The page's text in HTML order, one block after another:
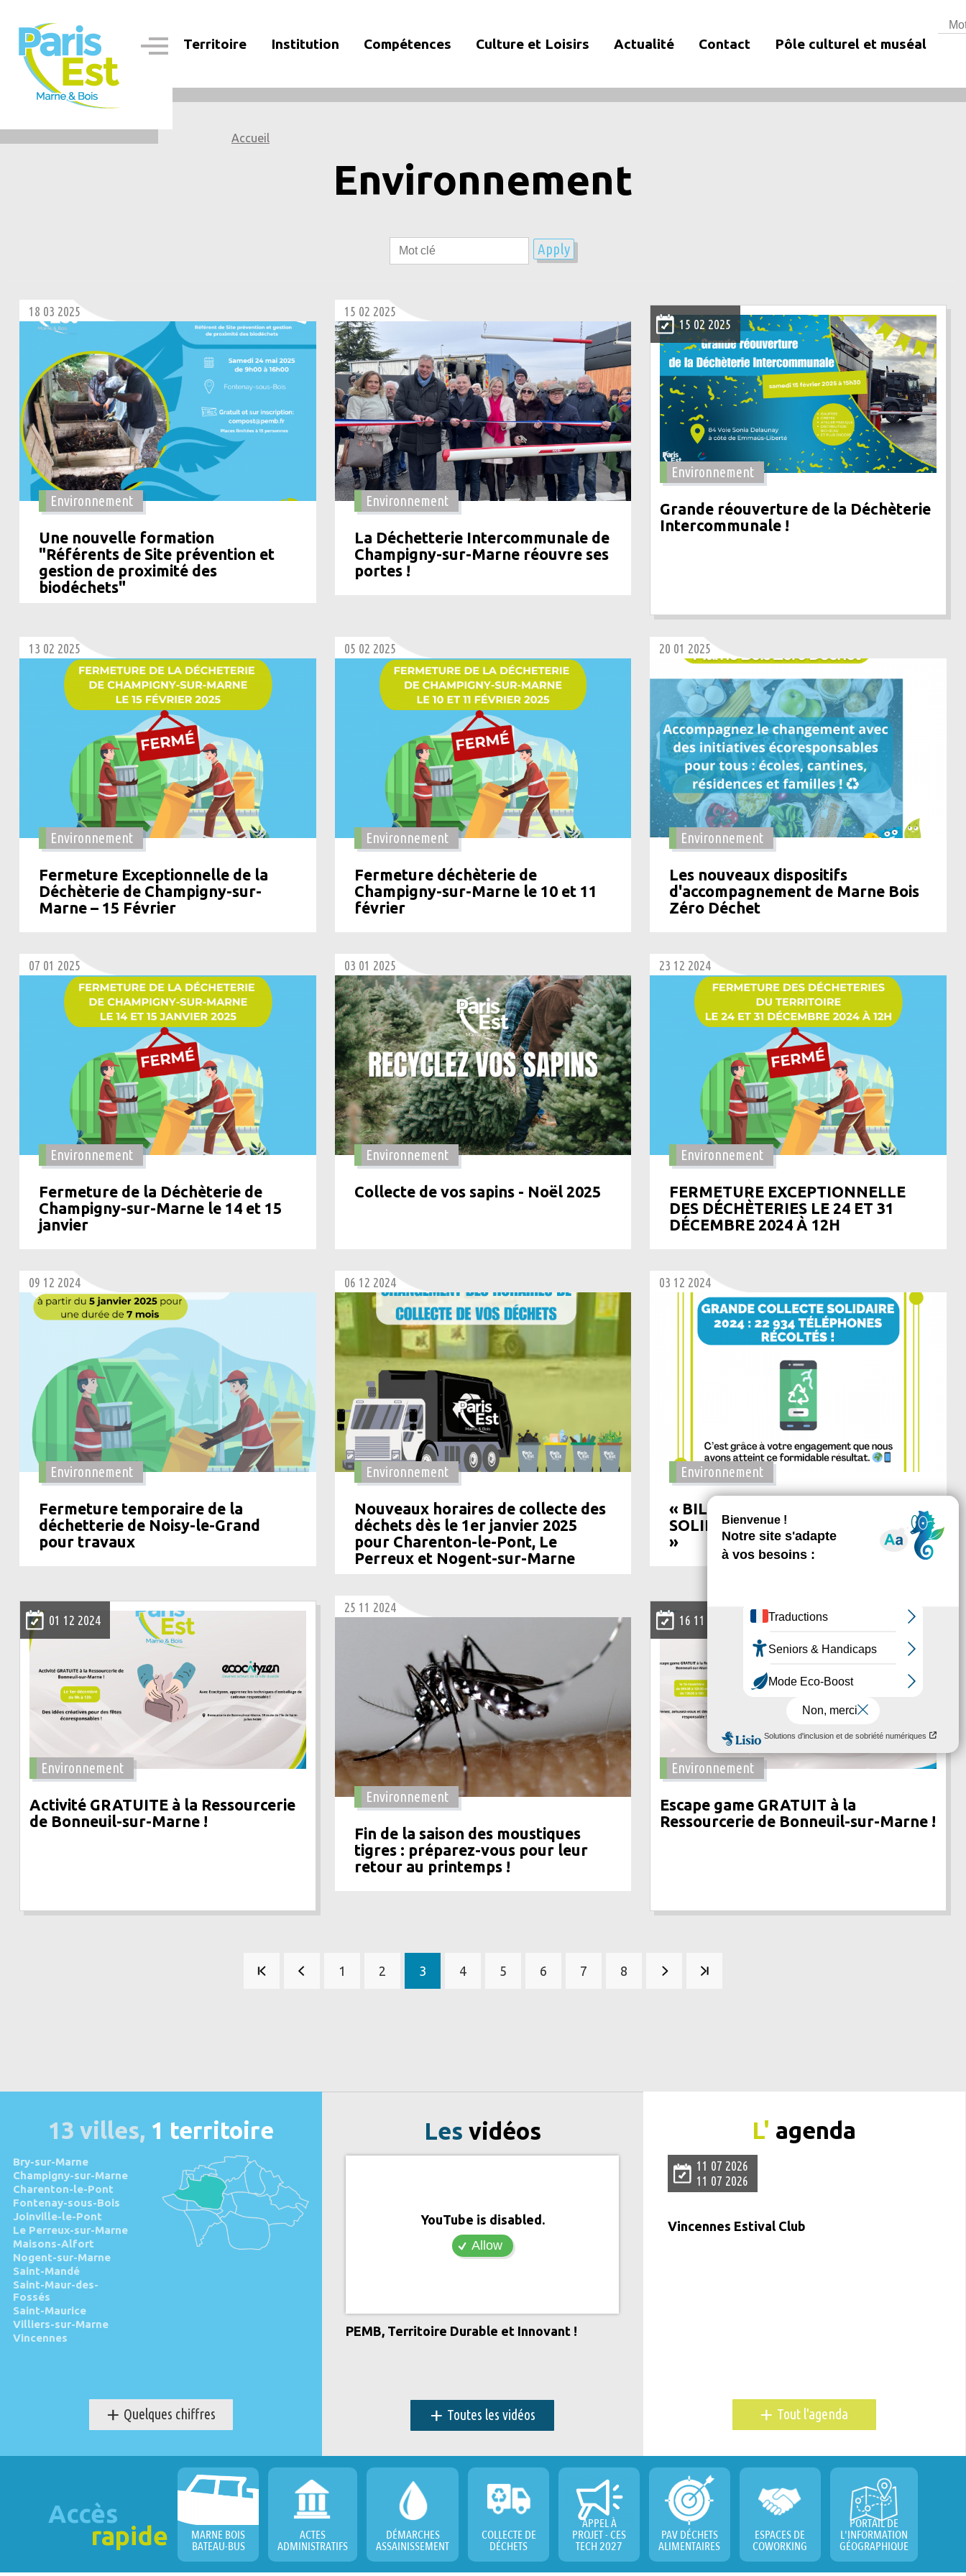
contenu
principal
Navigation
Territoire Institution Compétences Culture et Loisirs Actualité Contact Pôle culturel et muséal
Accueil
Environnement
18 03 2025
Environnement
Une nouvelle formation
"Référents de Site prévention et
gestion de proximité des
biodéchets"
15 02 2025
Environnement
La Déchetterie Intercommunale de
Champigny-sur-Marne réouvre ses
portes !
15 02 2025
Environnement
Grande réouverture de la Déchèterie
Intercommunale !
13 02 2025
Environnement
Fermeture Exceptionnelle de la
Déchèterie de Champigny-sur-
Marne – 15 Février
05 02 2025
Environnement
Fermeture déchèterie de
Champigny-sur-Marne le 10 et 11
février
20 01 2025
Environnement
Les nouveaux dispositifs
d'accompagnement de Marne Bois
Zéro Déchet
07 01 2025
Environnement
Fermeture de la Déchèterie de
Champigny-sur-Marne le 14 et 15
janvier
03 01 2025
Environnement
Collecte de vos sapins - Noël 2025
23 12 2024
Environnement
FERMETURE EXCEPTIONNELLE
DES DÉCHÈTERIES LE 24 ET 31
DÉCEMBRE 2024 À 12H
09 12 2024
Environnement
Fermeture temporaire de la
déchetterie de Noisy-le-Grand
pour travaux
06 12 2024
Environnement
Nouveaux horaires de collecte des
déchets dès le 1er janvier 2025
pour Charenton-le-Pont, Le
Perreux et Nogent-sur-Marne
03 12 2024
Environnement
« BILAN DE LA COLLECTE
SOLIDAIRE DE TELEPHONES 2024
»
01 12 2024
Environnement
Activité GRATUITE à la Ressourcerie
de Bonneuil-sur-Marne !
25 11 2024
Environnement
Fin de la saison des moustiques
tigres : préparez-vous pour leur
retour au printemps !
16 11 2024
Environnement
Escape game GRATUIT à la
Ressourcerie de Bonneuil-sur-Marne !
Page
1 Page
2
Page
courante
3 Page
4 Page
5 Page
6 Page
7 Page
8
13 villes, 1 territoire
Bry-sur-Marne
Champigny-sur-Marne
Charenton-le-Pont
Fontenay-sous-Bois
Joinville-le-Pont
Le Perreux-sur-Marne
Maisons-Alfort
Nogent-sur-Marne
Saint-Mandé
Saint-Maur-des-
Fossés
Saint-Maurice
Villiers-sur-Marne
Vincennes
+ Quelques chiffres
Les vidéos
YouTube is disabled.
Allow
PEMB, Territoire Durable et Innovant !
+ Toutes les vidéos
L' agenda
11 07 2026
11 07 2026
Vincennes Estival Club
+ Tout l'agenda
Accès
rapide MARNE BOIS
BATEAU-BUS
ACTES
ADMINISTRATIFS
DÉMARCHES
ASSAINISSEMENT
COLLECTE DE
DÉCHETS
APPEL À
PROJET - CES
TECH 2027
PAV DÉCHETS
ALIMENTAIRES
ESPACES DE
COWORKING
PORTAIL DE
L'INFORMATION
GÉOGRAPHIQUE